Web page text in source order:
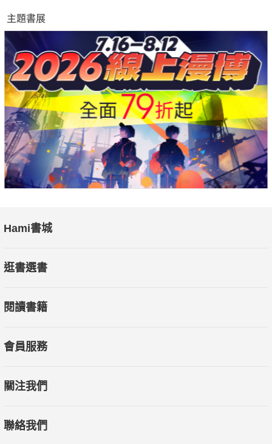
主題書展
Hami書城
逛書選書
閱讀書籍
會員服務
關注我們
聯絡我們